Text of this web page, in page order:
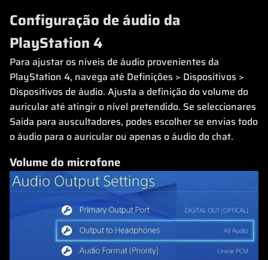
Configuração de áudio da
PlayStation 4
Para ajustar os níveis de áudio provenientes da
PlayStation 4, navega até Definições > Dispositivos >
Dispositivos de áudio. Ajusta a definição do volume do
auricular até atingir o nível pretendido. Se seleccionares
Saída para auscultadores, podes escolher se envias todo
o áudio para o auricular ou apenas o áudio do chat.
Volume do microfone